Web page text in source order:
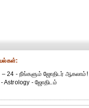
– 24 - நீங்களும் ஜோதிடர் ஆகலாம்!
Astrology - ஜோதிடம்